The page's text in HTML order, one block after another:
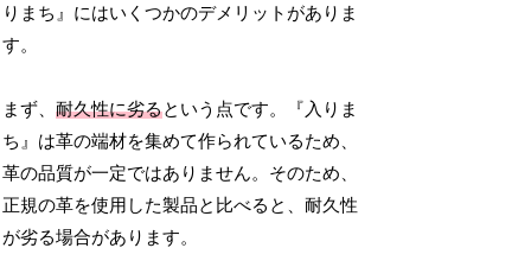
りまち』にはいくつかのデメリットがありま
す。
まず、耐久性に劣るという点です。『入りま
ち』は革の端材を集めて作られているため、
革の品質が一定ではありません。そのため、
正規の革を使用した製品と比べると、耐久性
が劣る場合があります。